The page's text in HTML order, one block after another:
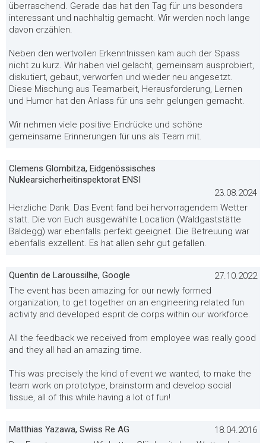
überraschend. Gerade das hat den Tag für uns besonders
interessant und nachhaltig gemacht. Wir werden noch lange
davon erzählen.
Neben den wertvollen Erkenntnissen kam auch der Spass
nicht zu kurz. Wir haben viel gelacht, gemeinsam ausprobiert,
diskutiert, gebaut, verworfen und wieder neu angesetzt.
Diese Mischung aus Teamarbeit, Herausforderung, Lernen
und Humor hat den Anlass für uns sehr gelungen gemacht.
Wir nehmen viele positive Eindrücke und schöne
gemeinsame Erinnerungen für uns als Team mit.
Clemens Glombitza, Eidgenössisches
Nuklearsicherheitinspektorat ENSI
23.08.2024
Herzliche Dank. Das Event fand bei hervorragendem Wetter
statt. Die von Euch ausgewählte Location (Waldgaststätte
Baldegg) war ebenfalls perfekt geeignet. Die Betreuung war
ebenfalls exzellent. Es hat allen sehr gut gefallen.
Quentin de Laroussilhe, Google
27.10.2022
The event has been amazing for our newly formed
organization, to get together on an engineering related fun
activity and developed esprit de corps within our workforce.
All the feedback we received from employee was really good
and they all had an amazing time.
This was precisely the kind of event we wanted, to make the
team work on prototype, brainstorm and develop social
tissue, all of this while having a lot of fun!
Matthias Yazawa, Swiss Re AG
18.04.2016